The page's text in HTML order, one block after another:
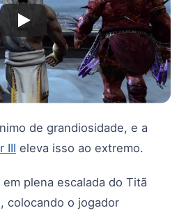
de grandiosidade, e a
III eleva isso ao extremo.
plena escalada do Titã
colocando o jogador